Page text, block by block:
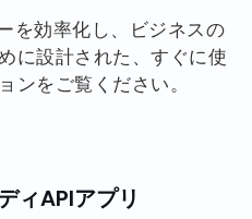
を効率化し、ビジネスの
に設計された、すぐに使
ンをご覧ください。
ィAPIアプリ